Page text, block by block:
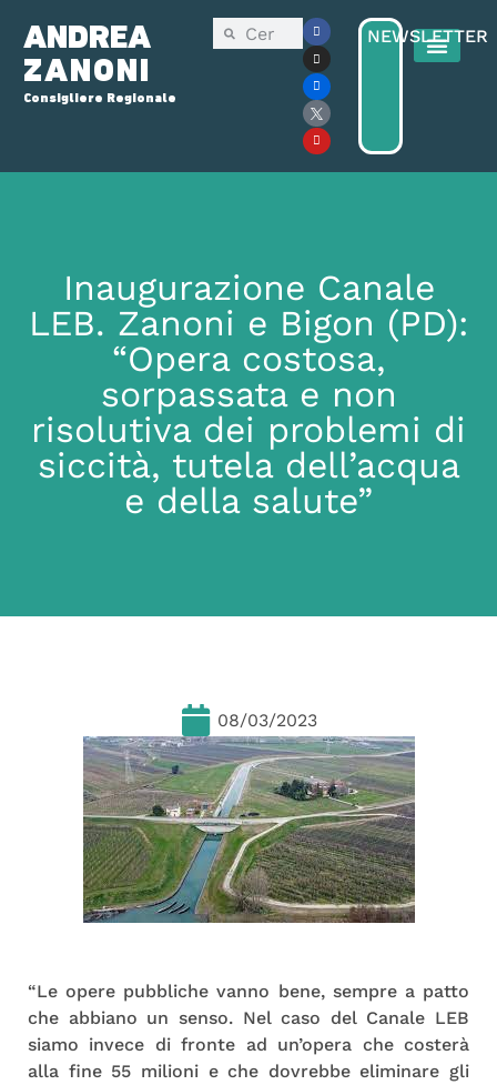
ANDREA
ZANONI
Consigliere Regionale
NEWSLETTER
Inaugurazione Canale
LEB. Zanoni e Bigon (PD):
“Opera costosa,
sorpassata e non
risolutiva dei problemi di
siccità, tutela dell’acqua
e della salute”
08/03/2023
“Le opere pubbliche vanno bene, sempre a patto
che abbiano un senso. Nel caso del Canale LEB
siamo invece di fronte ad un’opera che costerà
alla fine 55 milioni e che dovrebbe eliminare gli